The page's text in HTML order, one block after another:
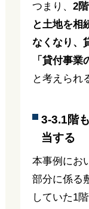
つまり、 2
と土地を相
なくなり、
「貸付事
と考えられ
3-3.1階
当する
本事例にお
部分に係る
していた1